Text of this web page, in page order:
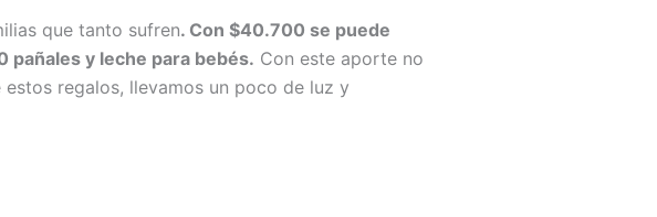
que tanto sufren. Con $40.700 se puede
pañales y leche para bebés. Con este aporte no
regalos, llevamos un poco de luz y